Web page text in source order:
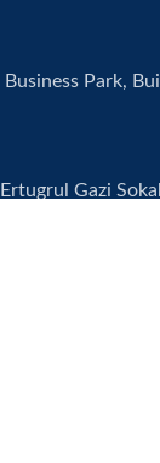
Park,
Gazi